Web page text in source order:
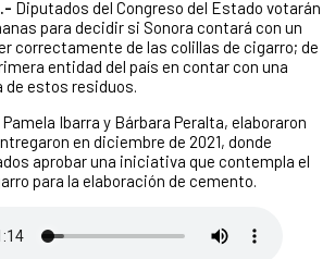
Diputados del Congreso del Estado votarán
para decidir si Sonora contará con un
correctamente de las colillas de cigarro; de
entidad del país en contar con una
estos residuos.
Ibarra y Bárbara Peralta, elaboraron
en diciembre de 2021, donde
aprobar una iniciativa que contempla el
para la elaboración de cemento.